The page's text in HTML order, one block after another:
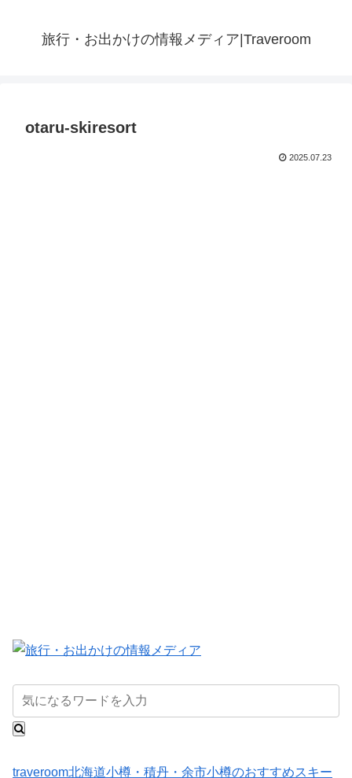
旅行・お出かけの情報メディア|Traveroom
otaru-skiresort
2025.07.23
traveroom北海道小樽・積丹・余市小樽のおすすめスキー